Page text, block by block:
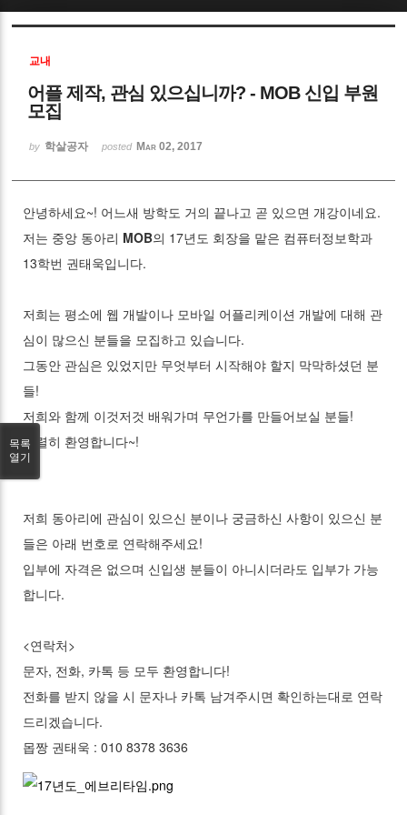
교내
어플 제작, 관심 있으십니까? - MOB 신입 부원
모집
by 학살공자 posted Mar 02, 2017
안녕하세요~! 어느새 방학도 거의 끝나고 곧 있으면 개강이네요.
저는 중앙 동아리 MOB의 17년도 회장을 맡은 컴퓨터정보학과
13학번 권태욱입니다.
저희는 평소에 웹 개발이나 모바일 어플리케이션 개발에 대해 관
심이 많으신 분들을 모집하고 있습니다.
그동안 관심은 있었지만 무엇부터 시작해야 할지 막막하셨던 분
들!
저희와 함께 이것저것 배워가며 무언가를 만들어보실 분들!
열렬히 환영합니다~!
저희 동아리에 관심이 있으신 분이나 궁금하신 사항이 있으신 분
들은 아래 번호로 연락해주세요!
입부에 자격은 없으며 신입생 분들이 아니시더라도 입부가 가능
합니다.
<연락처>
문자, 전화, 카톡 등 모두 환영합니다!
전화를 받지 않을 시 문자나 카톡 남겨주시면 확인하는대로 연락
드리겠습니다.
몹짱 권태욱 : 010 8378 3636
목록
열기
Sketchbook5, 스케치북5
Sketchbook5, 스케치북5